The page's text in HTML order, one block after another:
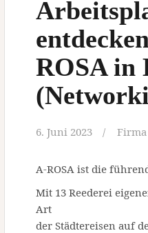
ROSA in
6. Juni 2023 Firma
A-ROSA ist die
Mit 13 Reederei
Art
der Städtereisen auf